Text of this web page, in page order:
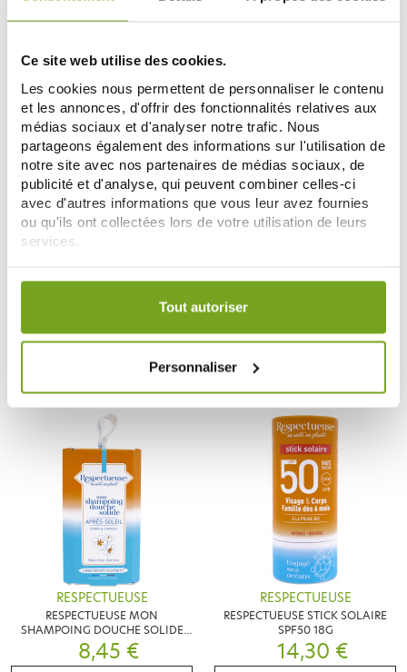
Ce site web utilise des cookies.
Les cookies nous permettent de personnaliser le contenu
et les annonces, d'offrir des fonctionnalités relatives aux
médias sociaux et d'analyser notre trafic. Nous
partageons également des informations sur l'utilisation de
notre site avec nos partenaires de médias sociaux, de
publicité et d'analyse, qui peuvent combiner celles-ci
avec d'autres informations que vous leur avez fournies
ou qu'ils ont collectées lors de votre utilisation de leurs
services.
Votre choix de consentement est conservé pendant une
Tout autoriser
Personnaliser
-20%
gaspi
14,18 €
11,34 € 23,90 €
RESPECTUEUSE
RESPECTUEUSE MON
SHAMPOING DOUCHE SOLIDE
APRÈS SOLEIL 75G
8,45 €
RESPECTUEUSE
RESPECTUEUSE STICK SOLAIRE
SPF50 18G
14,30 €